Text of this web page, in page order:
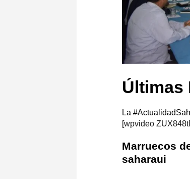
Últimas
La
[wpvideo
Marruecos
saharaui